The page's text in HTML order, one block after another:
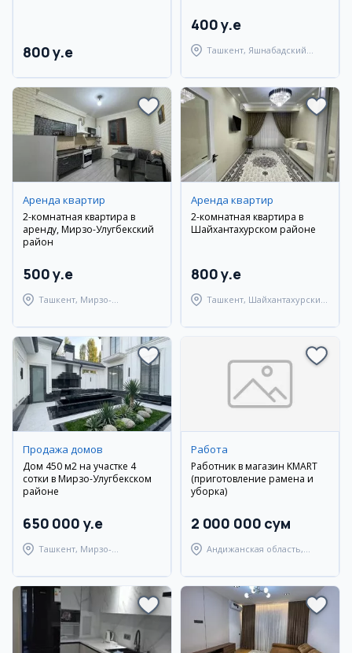
800 y.e
400 y.e
Ташкент, Яшнабадский
Аренда квартир
2-комнатная квартира в
аренду, Мирзо-Улугбекский
район
500 y.e
Ташкент, Мирзо-
Аренда квартир
2-комнатная квартира в
Шайхантахурском районе
800 y.e
Ташкент, Шайхантахурский
Продажа домов
Дом 450 м2 на участке 4
сотки в Мирзо-Улугбекском
районе
650 000 y.e
Ташкент, Мирзо-
Работа
Работник в магазин KMART
(приготовление рамена и
уборка)
2 000 000 сум
Андижанская область,